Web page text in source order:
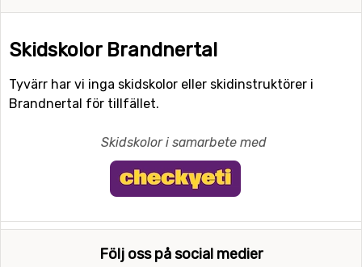
Skidskolor Brandnertal
Tyvärr har vi inga skidskolor eller skidinstruktörer i
Brandnertal för tillfället.
Skidskolor i samarbete med
Följ oss på social medier